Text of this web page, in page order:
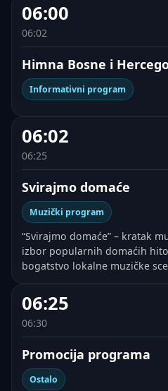
06:00
06:02
Himna Bosne i
Informativni program
06:02
06:25
Svirajmo domaće
Muzički program
“Svirajmo domaće” – kratak
izbor popularnih domaćih
bogatstvo lokalne muzičke
06:25
06:30
Promocija programa
Ostalo